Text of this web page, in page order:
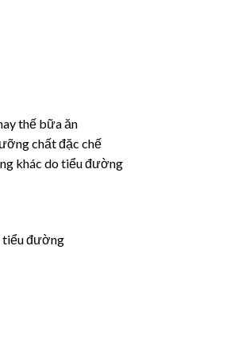
thế bữa ăn
chất đặc chế
khác do tiểu đường
tiểu đường